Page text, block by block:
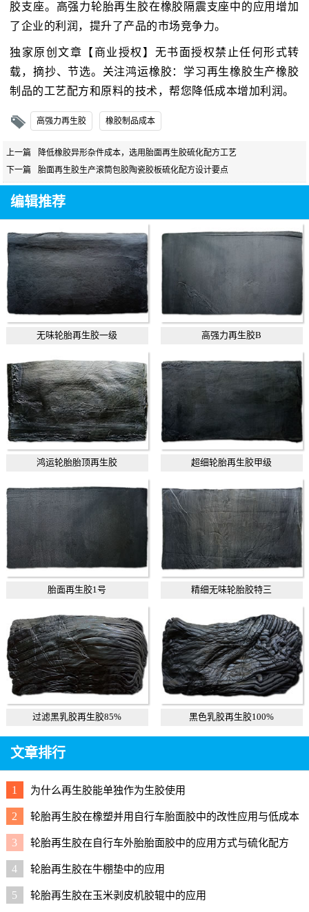
胶支座。高强力轮胎再生胶在橡胶隔震支座中的应用增加
了企业的利润，提升了产品的市场竞争力。
独家原创文章【商业授权】无书面授权禁止任何形式转
载，摘抄、节选。关注鸿运橡胶：学习再生橡胶生产橡胶
制品的工艺配方和原料的技术，帮您降低成本增加利润。
高强力再生胶 橡胶制品成本
上一篇
降低橡胶异形杂件成本，选用胎面再生胶硫化配方工艺
下一篇
胎面再生胶生产滚筒包胶陶瓷胶板硫化配方设计要点
编辑推荐
无味轮胎再生胶一级 高强力再生胶B
鸿运轮胎胎顶再生胶 超细轮胎再生胶甲级
胎面再生胶1号 精细无味轮胎胶特三
过滤黑乳胶再生胶85% 黑色乳胶再生胶100%
文章排行
1 为什么再生胶能单独作为生胶使用
2
轮胎再生胶在橡塑并用自行车胎面胶中的改性应用与低成本
配方
3 轮胎再生胶在自行车外胎胎面胶中的应用方式与硫化配方
4 轮胎再生胶在牛棚垫中的应用
5 轮胎再生胶在玉米剥皮机胶辊中的应用